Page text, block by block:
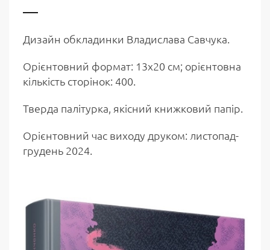
Дизайн обкладинки Владислава Савчука.
Орієнтовний формат: 13х20 см; орієнтовна
кількість сторінок: 400.
Тверда палітурка, якісний книжковий папір.
Орієнтовний час виходу друком: листопад-
грудень 2024.